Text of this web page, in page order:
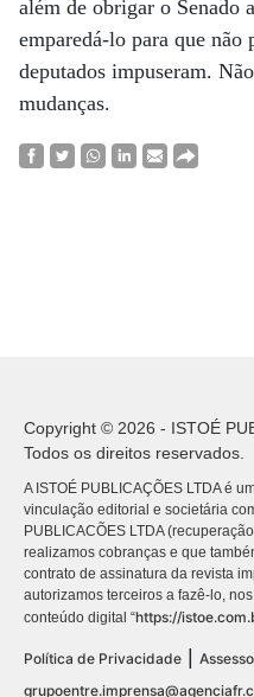
além de obrigar o Senado
emparedá-lo para que não
deputados impuseram.
mudanças.
Copyright © 2026 - ISTOÉ
Todos os direitos reservados.
A ISTOÉ PUBLICAÇÕES LTDA é
vinculação editorial e societária
PUBLICACÕES LTDA
realizamos cobranças e que
contrato de assinatura da revista
autorizamos terceiros a fazê-lo,
conteúdo digital “https://
Política de Privacidade